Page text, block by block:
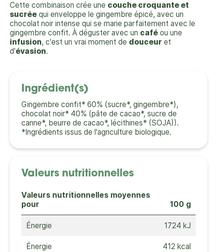
Cette combinaison crée une couche croquante et
sucrée qui enveloppe le gingembre épicé, avec un
chocolat noir intense qui se marie parfaitement avec le
gingembre confit. À déguster avec un café ou une
infusion, c'est un vrai moment de douceur et
d'évasion.
Ingrédient(s)
Gingembre confit* 60% (sucre*, gingembre*),
chocolat noir* 40% (pâte de cacao*, sucre de
canne*, beurre de cacao*, lécithines* (SOJA)).
*Ingrédients issus de l'agriculture biologique.
Valeurs nutritionnelles
Valeurs nutritionnelles moyennes
pour
100 g
Énergie 1724 kJ
Énergie 412 kcal